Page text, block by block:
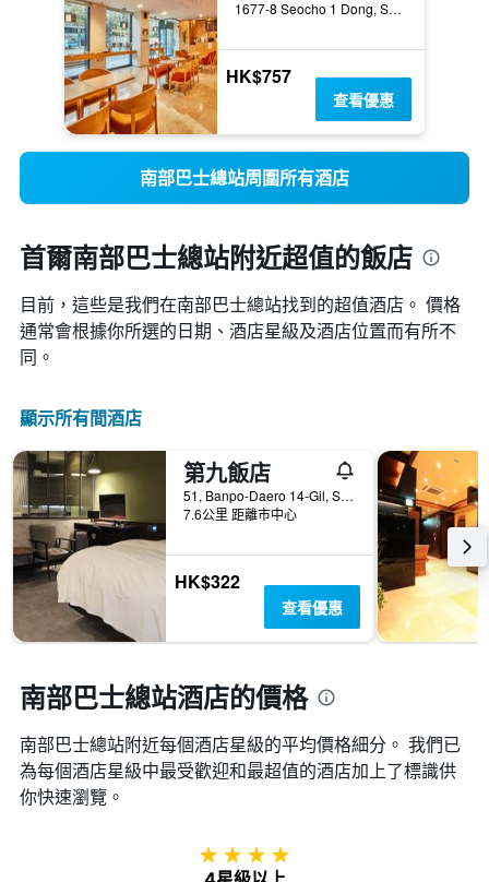
1677-8 Seocho 1 Dong, Seocho-g, 首爾, 韓國
HK$757
查看優惠
南部巴士總站周圍所有酒店
首爾南部巴士總站附近超值的飯店
目前，這些是我們在南部巴士總站找到的超值酒店。 價格
通常會根據你所選的日期、酒店星級及酒店位置而有所不
同。
顯示所有間酒店
第九飯店
51, Banpo-Daero 14-Gil, Seocho-gu, 首爾, 韓國
7.6公里 距離市中心
HK$322
查看優惠
南部巴士總站酒店的價格
南部巴士總站附近每個酒店星級的平均價格細分。 我們已
為每個酒店星級中最受歡迎和最超值的酒店加上了標識供
你快速瀏覽。
4星級